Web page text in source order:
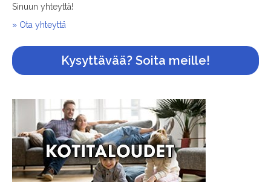
Sinuun yhteyttä!
» Ota yhteyttä
Kysyttävää? Soita meille!